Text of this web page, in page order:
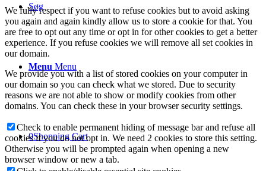
Søg
Menu Menu
0Shopping Cart
We fully respect if you want to refuse cookies but to avoid asking
you again and again kindly allow us to store a cookie for that. You
are free to opt out any time or opt in for other cookies to get a better
experience. If you refuse cookies we will remove all set cookies in
our domain.
We provide you with a list of stored cookies on your computer in
our domain so you can check what we stored. Due to security
reasons we are not able to show or modify cookies from other
domains. You can check these in your browser security settings.
Check to enable permanent hiding of message bar and refuse all
cookies if you do not opt in. We need 2 cookies to store this setting.
Otherwise you will be prompted again when opening a new
browser window or new a tab.